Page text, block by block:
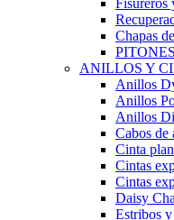
Fisureros
Chapas
PITONES
ANILLOS Y
Anillos
Anillos
Anillos
Cabos de
Cinta
Cintas
Cintas
Daisy
Estribos y